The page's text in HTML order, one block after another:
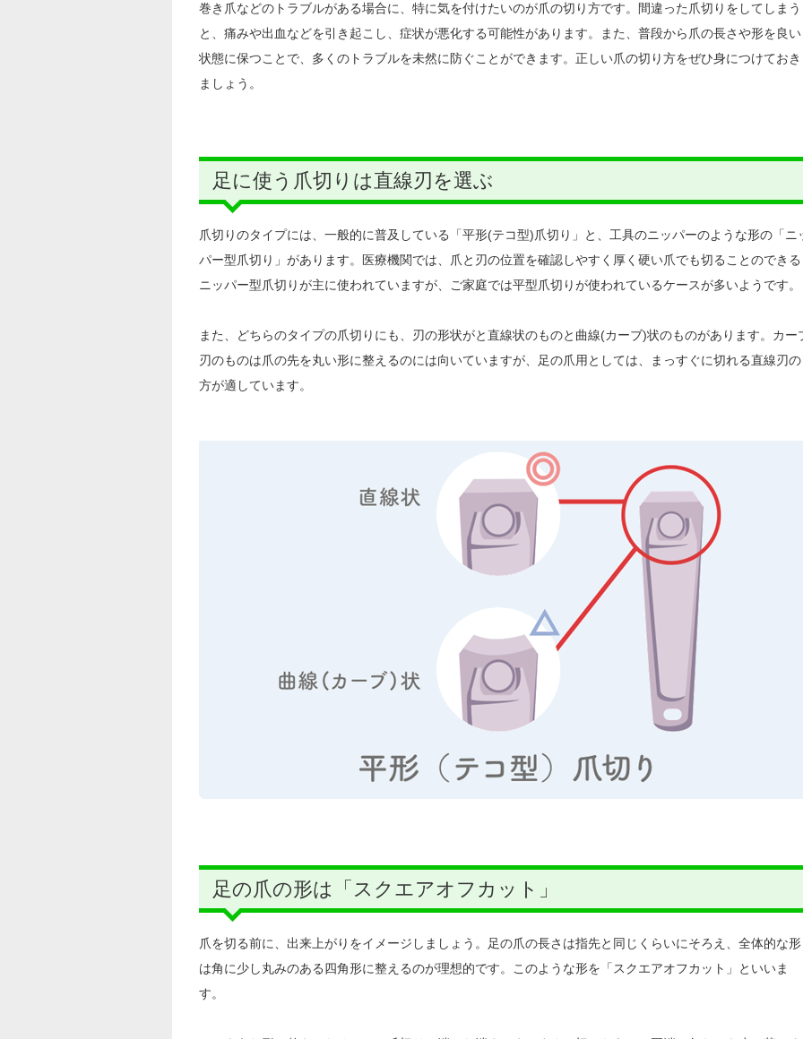
巻き爪などのトラブルがある場合に、特に気を付けたいのが爪の切り方です。間違った爪切りをしてしまう
と、痛みや出血などを引き起こし、症状が悪化する可能性があります。また、普段から爪の長さや形を良い
状態に保つことで、多くのトラブルを未然に防ぐことができます。正しい爪の切り方をぜひ身につけておき
ましょう。
足に使う爪切りは直線刃を選ぶ
爪切りのタイプには、一般的に普及している「平形(テコ型)爪切り」と、工具のニッパーのような形の「ニ
パー型爪切り」があります。医療機関では、爪と刃の位置を確認しやすく厚く硬い爪でも切ることのできる
ニッパー型爪切りが主に使われていますが、ご家庭では平型爪切りが使われているケースが多いようです。
また、どちらのタイプの爪切りにも、刃の形状がと直線状のものと曲線(カーブ)状のものがあります。カー
刃のものは爪の先を丸い形に整えるのには向いていますが、足の爪用としては、まっすぐに切れる直線刃の
方が適しています。
足の爪の形は「スクエアオフカット」
爪を切る前に、出来上がりをイメージしましょう。足の爪の長さは指先と同じくらいにそろえ、全体的な形
は角に少し丸みのある四角形に整えるのが理想的です。このような形を「スクエアオフカット」といいま
す。